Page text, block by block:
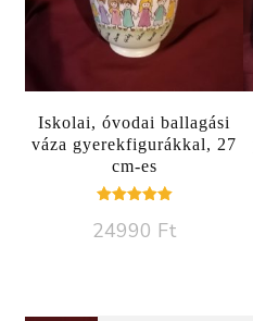
Iskolai, óvodai ballagási
váza gyerekfigurákkal, 27
cm-es
5.00
/ 5
24990 Ft